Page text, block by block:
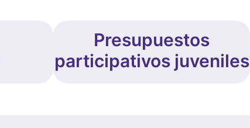
Presupuestos
participativos juveniles